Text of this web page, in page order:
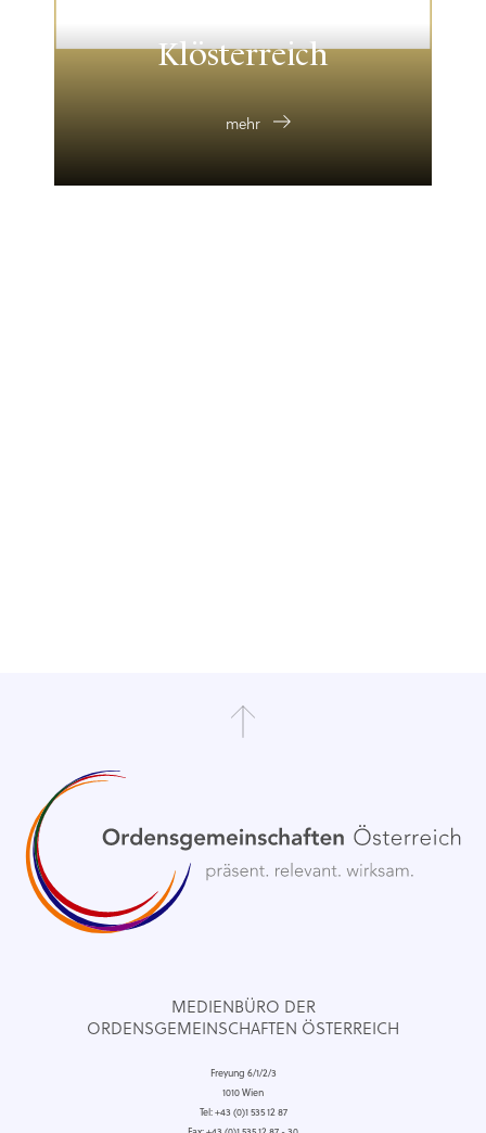
Klösterreich
mehr
MEDIENBÜRO DER
ORDENSGEMEINSCHAFTEN ÖSTERREICH
Freyung 6/1/2/3
1010 Wien
Tel: +43 (0)1 535 12 87